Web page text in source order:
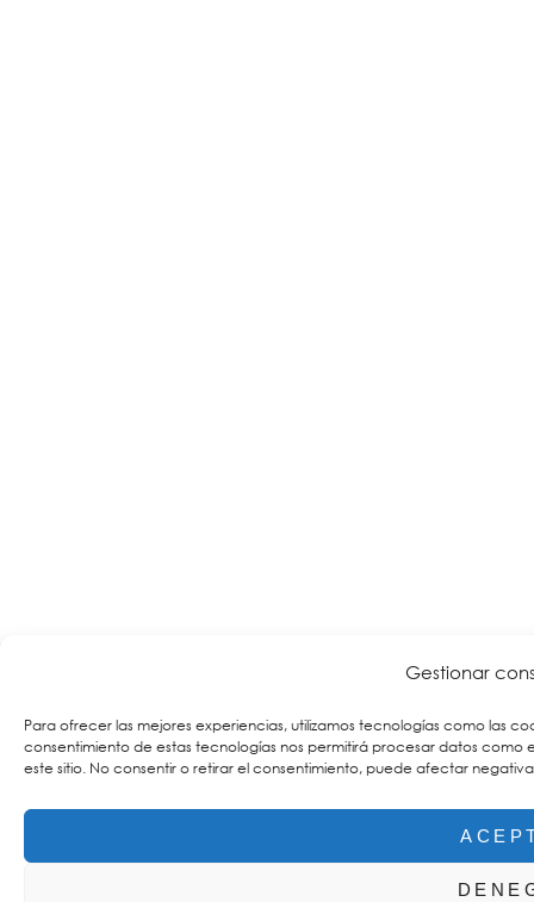
Gestionar
Para ofrecer las mejores experiencias, utilizamos tecnologías como las
consentimiento de estas tecnologías nos permitirá procesar datos
este sitio. No consentir o retirar el consentimiento, puede afectar